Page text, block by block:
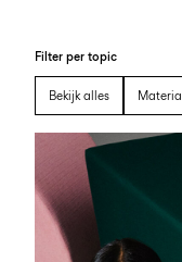
Filter per topic
Bekijk alles
https://